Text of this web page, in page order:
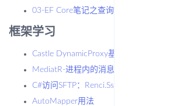
03-EF Core笔记之查询数据
框架学习
Castle DynamicProxy基本用法（AOP）
MediatR-进程内的消息通信框架
C#访问SFTP：Renci.SshNet.Async
AutoMapper用法